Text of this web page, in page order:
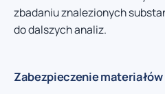
zbadaniu znalezionych
do dalszych analiz.
Zabezpieczenie